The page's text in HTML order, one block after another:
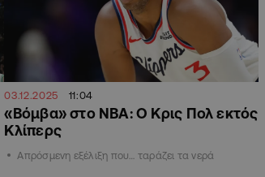
03.12.2025 11:04
«Βόμβα» στο ΝΒΑ: Ο Κρις Πολ εκτός
Κλίπερς
Απρόσμενη εξέλιξη που… ταράζει τα νερά